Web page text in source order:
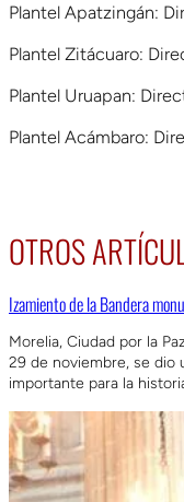
Plantel Apatzingán:
Plantel Zitácuaro:
Plantel Uruapan:
Plantel Acámbaro:
OTROS
Izamiento de la Bandera
Morelia, Ciudad por la
29 de noviembre, se
importante para la